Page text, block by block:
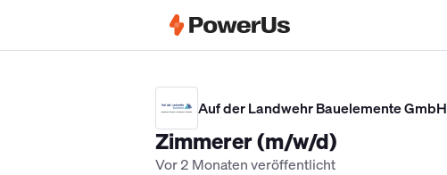
Auf der Landwehr Bauelemente GmbH
Zimmerer (m/w/d)
Vor 2 Monaten veröffentlicht